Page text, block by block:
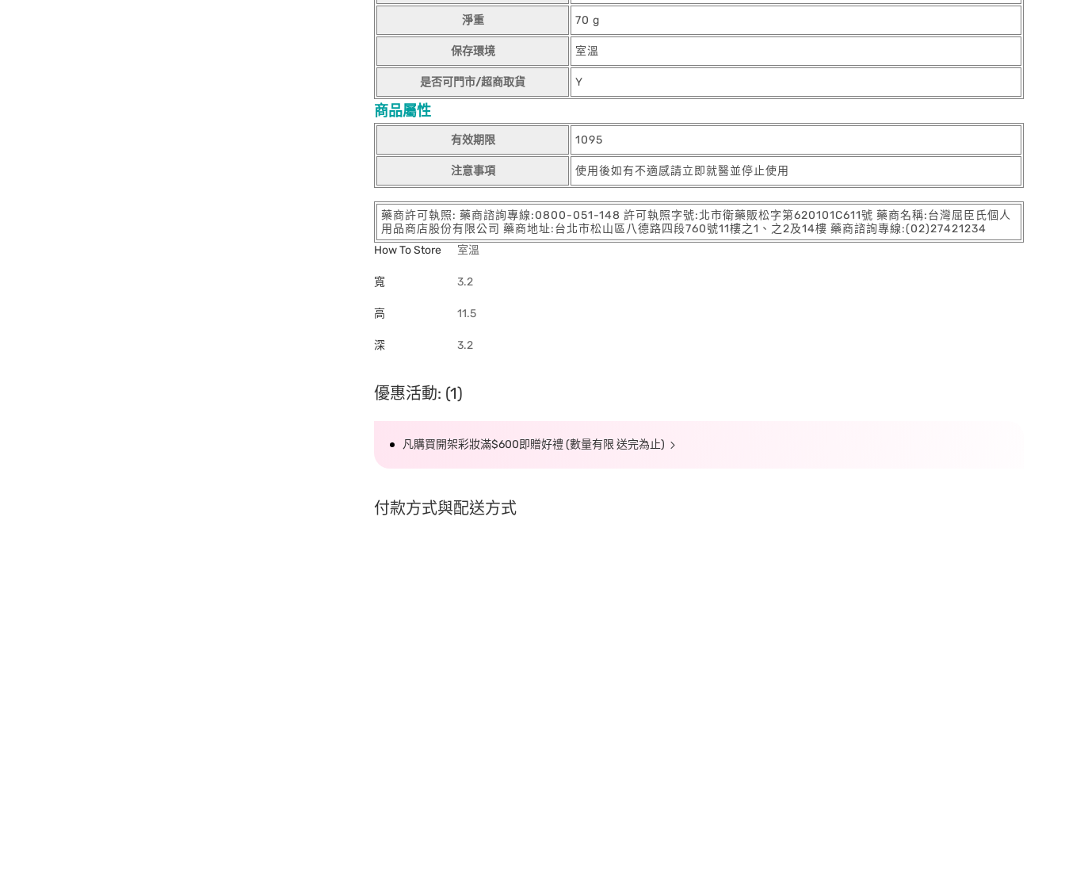
淨重 70 g
保存環境 室溫
是否可門市/超商取貨 Y
商品屬性
有效期限 1095
注意事項 使用後如有不適感請立即就醫並停止使用
藥商許可執照: 藥商諮詢專線:0800-051-148 許可執照字號:北市衛藥販松字第620101C611號 藥商名稱:台灣屈臣氏個人
用品商店股份有限公司 藥商地址:台北市松山區八德路四段760號11樓之1、之2及14樓 藥商諮詢專線:(02)27421234
How To Store
室溫
寬 3.2
高 11.5
深 3.2
優惠活動: (1)
凡購買開架彩妝滿$600即贈好禮 (數量有限 送完為止)
付款方式與配送方式